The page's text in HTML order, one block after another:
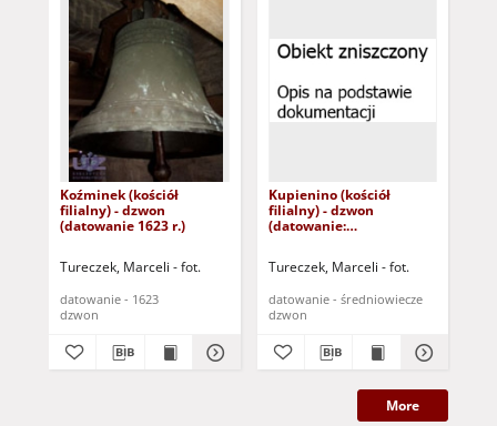
Koźminek (kościół
filialny) - dzwon
(datowanie 1623 r.)
Tureczek, Marceli - fot.
datowanie - 1623
dzwon
Kupienino (kościół
filialny) - dzwon
(datowanie:
Tureczek, Marceli - fot.
datowanie - średniowiecze
dzwon
More